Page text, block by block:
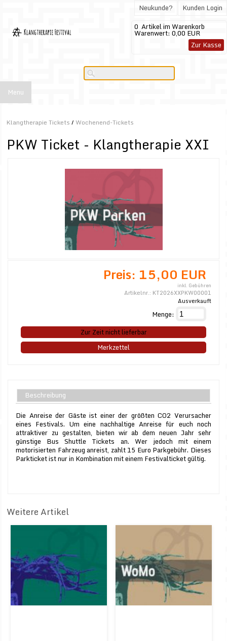
Kunden Login
Neukunde?
0 Artikel im Warenkorb
Warenwert: 0,00 EUR
Zur Kasse
Menu
Klangtherapie Tickets / Wochenend-Tickets
PKW Ticket - Klangtherapie XXI
Preis: 15,00 EUR
inkl. Gebühren
Artikelnr.: KT2026XXPKW00001
Ausverkauft
Menge:
Zur Zeit nicht lieferbar
Merkzettel
Beschreibung
Die Anreise der Gäste ist einer der größten CO2 Verursacher
eines Festivals. Um eine nachhaltige Anreise für euch noch
attraktiver zu gestalten, bieten wir ab dem neuen Jahr sehr
günstige Bus Shuttle Tickets an. Wer jedoch mit einem
motorisierten Fahrzeug anreist, zahlt 15 Euro Parkgebühr. Dieses
Parkticket ist nur in Kombination mit einem Festivalticket gültig.
Weitere Artikel